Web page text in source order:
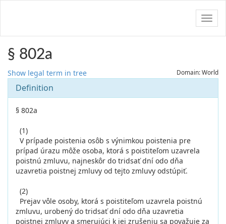
§ 802a
Show legal term in tree Domain: World
Definition
§ 802a
(1)
V prípade poistenia osôb s výnimkou poistenia pre
prípad úrazu môže osoba, ktorá s poistiteľom uzavrela
poistnú zmluvu, najneskôr do tridsať dní odo dňa
uzavretia poistnej zmluvy od tejto zmluvy odstúpiť.
(2)
Prejav vôle osoby, ktorá s poistiteľom uzavrela poistnú
zmluvu, urobený do tridsať dní odo dňa uzavretia
poistnej zmluvy a smerujúci k jej zrušeniu sa považuje za